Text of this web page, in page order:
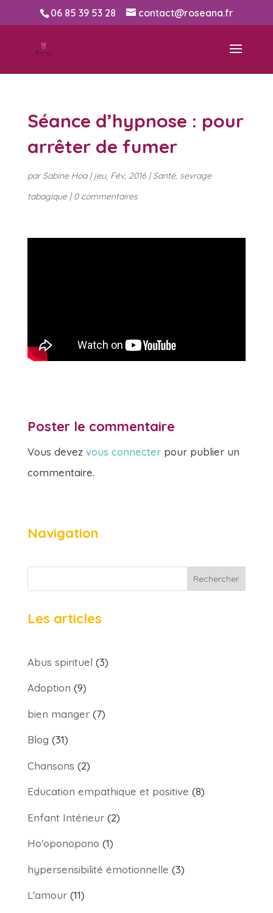
06 85 39 53 28 contact@roseana.fr
Séance d’hypnose : pour
arrêter de fumer
parSabine Hoa|jeu, Fév, 2016|Santé, sevrage
tabagique|0 commentaires
Poster le commentaire
Vous devez vous connecterpour publier un
commentaire.
Navigation
Rechercher
Les articles
Abus spirituel (3)
Adoption (9)
bien manger(7)
Blog (31)
Chansons (2)
Education empathique et positive (8)
Enfant Intérieur(2)
Ho'oponopono (1)
hypersensibilité émotionnelle (3)
L'amour(11)